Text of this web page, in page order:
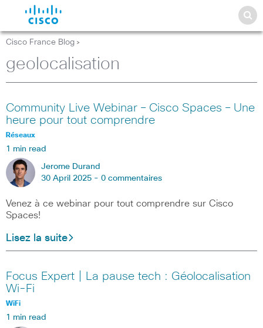
Cisco France Blog >
geolocalisation
Community Live Webinar – Cisco Spaces – Une
heure pour tout comprendre
Réseaux
1 min read
Jerome Durand
30 April 2025 - 0 commentaires
Venez à ce webinar pour tout comprendre sur Cisco
Spaces!
Lisez la suite
Focus Expert | La pause tech : Géolocalisation
Wi-Fi
WiFi
1 min read